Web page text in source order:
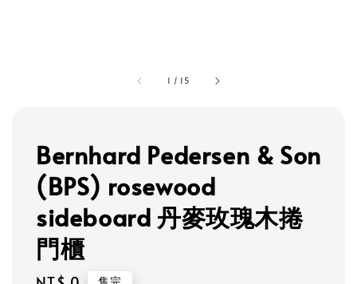
1 / 15
Bernhard Pedersen & Son
(BPS) rosewood
sideboard 丹麥玫瑰木捲
門櫃
售完